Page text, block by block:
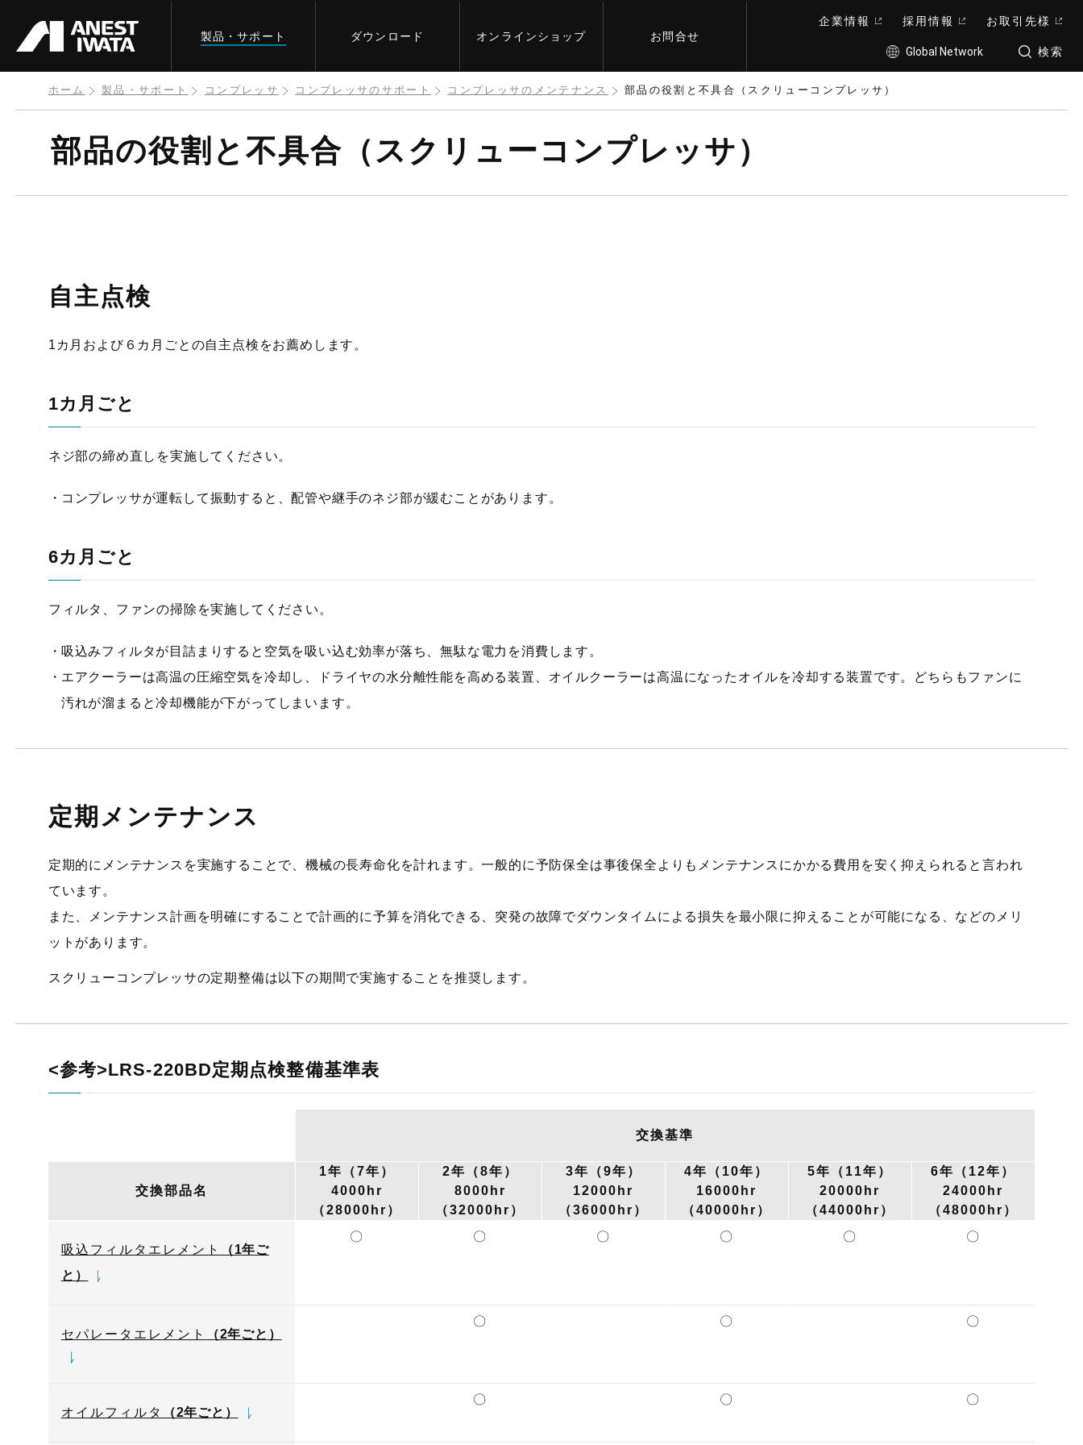
製品・サポート ダウンロード オンラインショップ お問合せ
企業情報 採用情報 お取引先様
Global Network 検索
ホーム 製品・サポート コンプレッサ コンプレッサのサポート コンプレッサのメンテナンス 部品の役割と不具合（スクリューコンプレッサ）
部品の役割と不具合（スクリューコンプレッサ）
自主点検
1カ月および６カ月ごとの自主点検をお薦めします。
1カ月ごと
ネジ部の締め直しを実施してください。
コンプレッサが運転して振動すると、配管や継手のネジ部が緩むことがあります。
6カ月ごと
フィルタ、ファンの掃除を実施してください。
吸込みフィルタが目詰まりすると空気を吸い込む効率が落ち、無駄な電力を消費します。
エアクーラーは高温の圧縮空気を冷却し、ドライヤの水分離性能を高める装置、オイルクーラーは高温になったオイルを冷却する装置です。どちらもファンに
汚れが溜まると冷却機能が下がってしまいます。
定期メンテナンス
定期的にメンテナンスを実施することで、機械の長寿命化を計れます。一般的に予防保全は事後保全よりもメンテナンスにかかる費用を安く抑えられると言われ
ています。
また、メンテナンス計画を明確にすることで計画的に予算を消化できる、突発の故障でダウンタイムによる損失を最小限に抑えることが可能になる、などのメリ
ットがあります。
スクリューコンプレッサの定期整備は以下の期間で実施することを推奨します。
<参考>LRS-220BD定期点検整備基準表
交換基準
交換部品名
1年（7年）
4000hr
（28000hr）
2年（8年）
8000hr
（32000hr）
3年（9年）
12000hr
（36000hr）
4年（10年）
16000hr
（40000hr）
5年（11年）
20000hr
（44000hr）
6年（12年）
24000hr
（48000hr）
吸込フィルタエレメント
（1年ご
と）
〇 〇 〇 〇 〇 〇
セパレータエレメント （2年ごと）
〇 〇 〇
オイルフィルタ （2年ごと）
〇 〇 〇